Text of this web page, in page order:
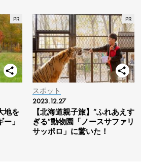
地を
」
スポット
2023.12.27
【北海道親子旅】“ふれあえす
ぎる”動物園「ノースサファリ
サッポロ」に驚いた！